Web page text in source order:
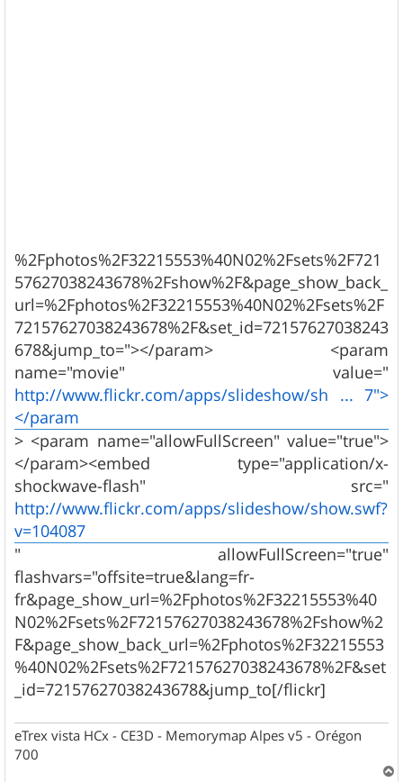
%2Fphotos%2F32215553%40N02%2Fsets%2F721
57627038243678%2Fshow%2F&page_show_back_
url=%2Fphotos%2F32215553%40N02%2Fsets%2F
72157627038243678%2F&set_id=72157627038243
678&jump_to="></param> <param
name="movie" value="
http://www.flickr.com/apps/slideshow/sh ... 7">
</param
> <param name="allowFullScreen" value="true">
</param><embed type="application/x-
shockwave-flash" src="
http://www.flickr.com/apps/slideshow/show.swf?
v=104087
" allowFullScreen="true"
flashvars="offsite=true&lang=fr-
fr&page_show_url=%2Fphotos%2F32215553%40
N02%2Fsets%2F72157627038243678%2Fshow%2
F&page_show_back_url=%2Fphotos%2F32215553
%40N02%2Fsets%2F72157627038243678%2F&set
_id=72157627038243678&jump_to[/flickr]
eTrex vista HCx - CE3D - Memorymap Alpes v5 - Orégon
700